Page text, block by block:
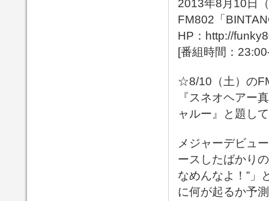
2013年8月10日
FM802「
HP： http://
[番組時間：
☆8/10（土）の
『スネオヘアー
ャルー』と題し
メジャーデビュ
ースしたばかり
なめんなよ！”」
に何が起るか予